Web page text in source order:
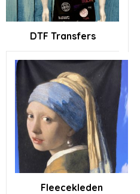
DTF Transfers
Fleecekleden